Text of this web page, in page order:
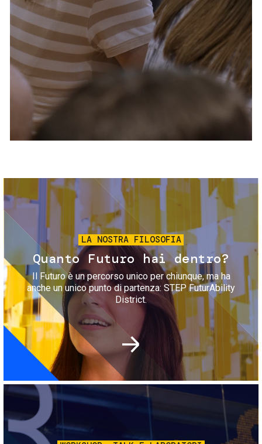
Servizi e accessibilità
Contatti
FAQ
Biglietti
Immagine
LA NOSTRA FILOSOFIA
Quanto Futuro hai dentro?
Il Futuro è un percorso unico per chiunque, ma ha
anche un unico punto di partenza: STEP FuturAbility
District.
Immagine